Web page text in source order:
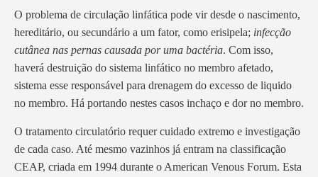
O problema de circulação linfática pode vir desde o nascimento,
hereditário, ou secundário a um fator, como erisipela; infecção
cutânea nas pernas causada por uma bactéria. Com isso,
haverá destruição do sistema linfático no membro afetado,
sistema esse responsável para drenagem do excesso de liquido
no membro. Há portando nestes casos inchaço e dor no membro.
O tratamento circulatório requer cuidado extremo e investigação
de cada caso. Até mesmo vazinhos já entram na classificação
CEAP, criada em 1994 durante o American Venous Forum. Esta